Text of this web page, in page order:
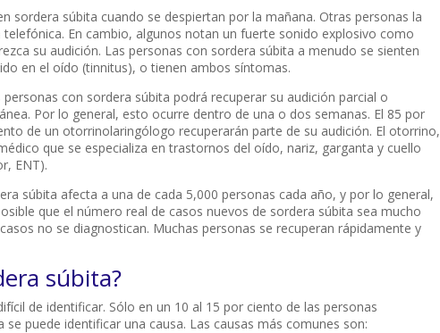
sordera súbita cuando se despiertan por la mañana. Otras personas la
En cambio, algunos notan un fuerte sonido explosivo como
su audición. Las personas con sordera súbita a menudo se sienten
en el oído (tinnitus), o tienen ambos síntomas.
con sordera súbita podrá recuperar su audición parcial o
Por lo general, esto ocurre dentro de una o dos semanas. El 85 por
de un otorrinolaringólogo recuperarán parte de su audición. El otorrino,
que se especializa en trastornos del oído, nariz, garganta y cuello
ENT).
súbita afecta a una de cada 5,000 personas cada año, y por lo general,
que el número real de casos nuevos de sordera súbita sea mucho
no se diagnostican. Muchas personas se recuperan rápidamente y
súbita?
de identificar. Sólo en un 10 al 15 por ciento de las personas
puede identificar una causa. Las causas más comunes son: